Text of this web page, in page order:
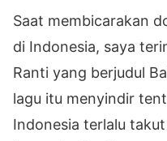
Saat membicarakan
di Indonesia, saya
Ranti yang berjudul
lagu itu menyindir
Indonesia terlalu